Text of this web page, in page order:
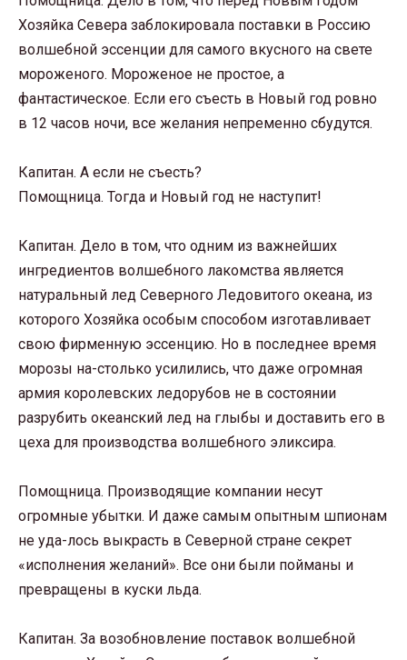
Хозяйка Севера заблокировала поставки в Россию
волшебной эссенции для самого вкусного на свете
мороженого. Мороженое не простое, а
фантастическое. Если его съесть в Новый год ровно
в 12 часов ночи, все желания непременно сбудутся.
Капитан. А если не съесть?
Помощница. Тогда и Новый год не наступит!
Капитан. Дело в том, что одним из важнейших
ингредиентов волшебного лакомства является
натуральный лед Северного Ледовитого океана, из
которого Хозяйка особым способом изготавливает
свою фирменную эссенцию. Но в последнее время
морозы на-столько усилились, что даже огромная
армия королевских ледорубов не в состоянии
разрубить океанский лед на глыбы и доставить его в
цеха для производства волшебного эликсира.
Помощница. Производящие компании несут
огромные убытки. И даже самым опытным шпионам
не уда-лось выкрасть в Северной стране секрет
«исполнения желаний». Все они были пойманы и
превращены в куски льда.
Капитан. За возобновление поставок волшебной